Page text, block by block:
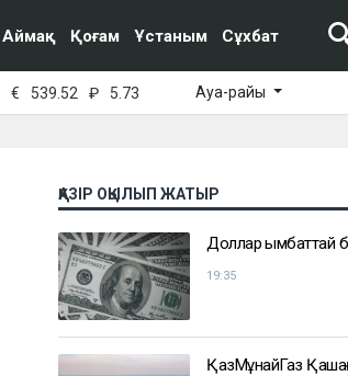
Аймақ Қоғам Ұстаным Сұхбат
€ 539.52 ₽ 5.73 Ауа-райы
ҚАЗІР ОҚЫЛЫП ЖАТЫР
Доллар қымбаттай
19:35
ҚазМұнайГаз